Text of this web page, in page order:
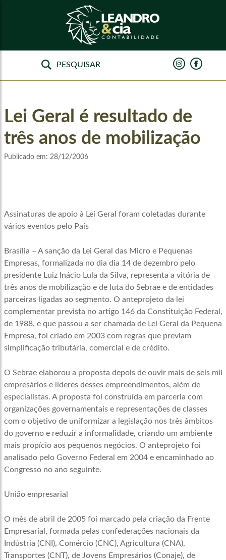
Lei Geral é resultado de
três anos de mobilização
Publicado em: 28/12/2006
Assinaturas de apoio à Lei Geral foram coletadas durante
vários eventos pelo País
Brasília – A sanção da Lei Geral das Micro e Pequenas
Empresas, formalizada no dia dia 14 de dezembro pelo
presidente Luiz Inácio Lula da Silva, representa a vitória de
três anos de mobilização e de luta do Sebrae e de entidades
parceiras ligadas ao segmento. O anteprojeto da lei
complementar prevista no artigo 146 da Constituição Federal,
de 1988, e que passou a ser chamada de Lei Geral da Pequena
Empresa, foi criado em 2003 com regras que previam
simplificação tributária, comercial e de crédito.
O Sebrae elaborou a proposta depois de ouvir mais de seis mil
empresários e líderes desses empreendimentos, além de
especialistas. A proposta foi construída em parceria com
organizações governamentais e representações de classes
com o objetivo de uniformizar a legislação nos três âmbitos
do governo e reduzir a informalidade, criando um ambiente
mais propício aos pequenos negócios. O anteprojeto foi
analisado pelo Governo Federal em 2004 e encaminhado ao
Congresso no ano seguinte.
União empresarial
O mês de abril de 2005 foi marcado pela criação da Frente
Empresarial, formada pelas confederações nacionais da
Indústria (CNI), Comércio (CNC), Agricultura (CNA),
Transportes (CNT), de Jovens Empresários (Conaje), de